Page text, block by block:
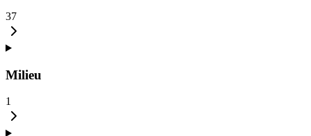
37
Milieu
1